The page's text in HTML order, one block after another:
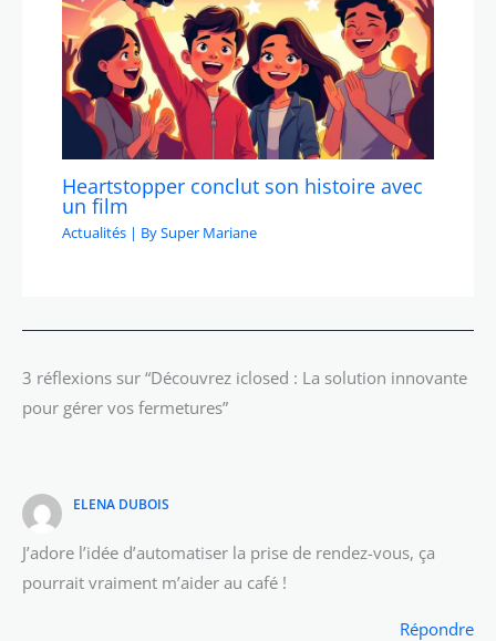
Heartstopper conclut son histoire avec
un film
Actualités | BySuper Mariane
3 réflexions sur “Découvrez iclosed : La solution innovante
pour gérer vos fermetures”
ELENA DUBOIS
J’adore l’idée d’automatiser la prise de rendez-vous, ça
pourrait vraiment m’aider au café !
Répondre